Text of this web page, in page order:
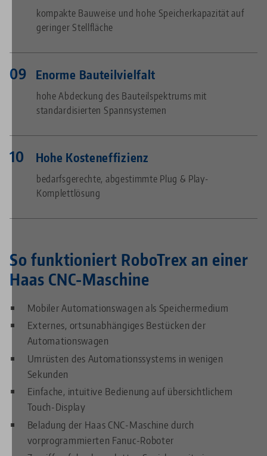
kompakte Bauweise und hohe Speicherkapazität auf
geringer Stellfläche
Enorme Bauteilvielfalt
hohe Abdeckung des Bauteilspektrums mit
standardisierten Spannsystemen
Hohe Kosteneffizienz
bedarfsgerechte, abgestimmte Plug & Play-
Komplettlösung
So funktioniert RoboTrex an einer
Haas CNC-Maschine
Mobiler Automationswagen als Speichermedium
Externes, ortsunabhängiges Bestücken der
Automationswagen
Umrüsten des Automationssystems in wenigen
Sekunden
Einfache, intuitive Bedienung auf übersichtlichem
Touch-Display
Beladung der Haas CNC-Maschine durch
vorprogrammierten Fanuc-Roboter